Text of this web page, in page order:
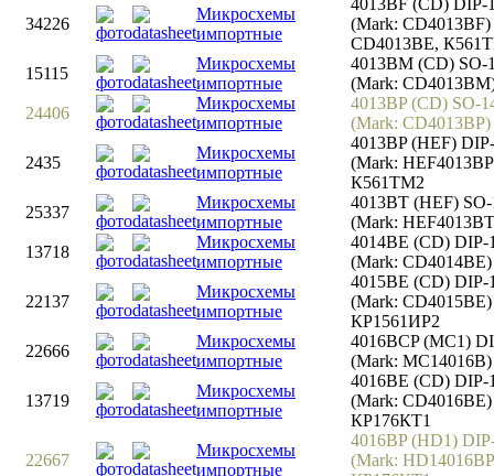
34226
Микросхемы
импортные
4013BF (CD) DIP-
(Mark: CD4013BF)
CD4013BE,
15115
Микросхемы
импортные
4013BM (CD) SO-
(Mark:
24406
Микросхемы
импортные
4013BP (CD) SO-
(Mark: CD4013BP)
2435
Микросхемы
импортные
4013BP (HEF)
(Mark:
К561TM2
25337
Микросхемы
импортные
4013BT (HEF)
(Mark:
13718
Микросхемы
импортные
4014BE (CD) DIP-
(Mark: CD4014BE)
22137
Микросхемы
импортные
4015BE (CD) DIP-
(Mark:
КР1561ИР2
22666
Микросхемы
импортные
4016BCP (MC1)
(Mark: MC14016B)
13719
Микросхемы
импортные
4016BE (CD) DIP-
(Mark:
КР176КТ1
22667
Микросхемы
импортные
4016BP (HD1)
(Mark: